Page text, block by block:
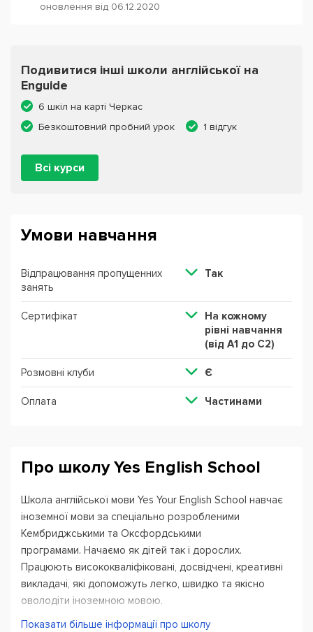
оновлення від 06.12.2020
Подивитися інші школи англійської на
Enguide
6 шкіл на карті Черкас
Безкоштовний пробний урок
1 відгук
Всі курси
Умови навчання
Відпрацювання пропущенних
занять
Так
Сертифікат
На кожному
рівні навчання
(від А1 до С2)
Розмовні клуби Є
Оплата Частинами
Про школу Yes English School
Школа англійської мови Yes Your English School навчає
іноземної мови за спеціально розробленими
Кембриджськими та Оксфордськими
програмами. Начаємо як дітей так і дорослих.
Працюють висококваліфіковані, досвідчені, креативні
викладачі, які допоможуть легко, швидко та якісно
оволодіти іноземною мовою.
Показати більше інформації про школу